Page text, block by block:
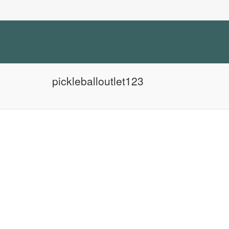
pickleballoutlet123